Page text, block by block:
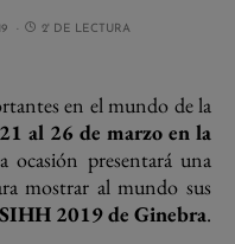
2' DE LECTURA
en el mundo de la
21 al 26 de marzo en la
ocasión presentará una
mostrar al mundo sus
SIHH 2019 de Ginebra.